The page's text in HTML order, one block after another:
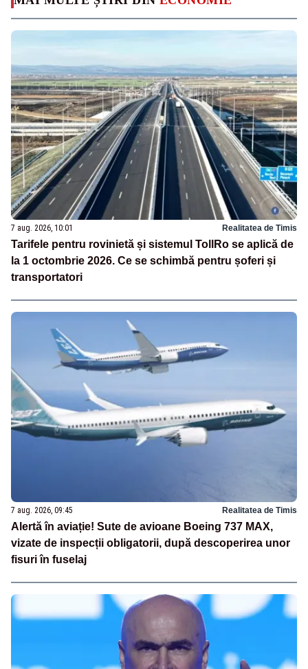
7 aug. 2026, 10:01 Realitatea de Timis
Tarifele pentru rovinietă și sistemul TollRo se aplică de
la 1 octombrie 2026. Ce se schimbă pentru șoferi și
transportatori
7 aug. 2026, 09:45 Realitatea de Timis
Alertă în aviație! Sute de avioane Boeing 737 MAX,
vizate de inspecții obligatorii, după descoperirea unor
fisuri în fuselaj